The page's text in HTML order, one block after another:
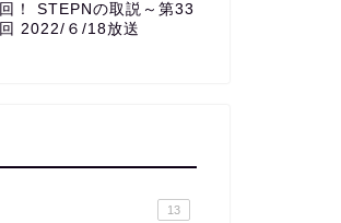
回！ STEPNの取説～第33
回 2022/６/18放送
13